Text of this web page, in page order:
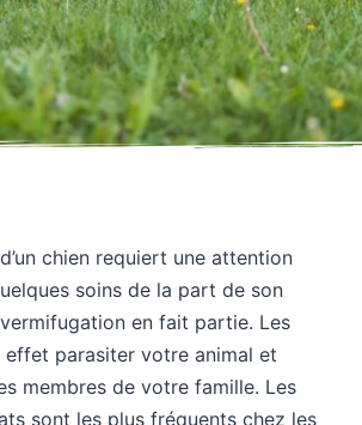
chien requiert une attention
soins de la part de son
en fait partie. Les
effet parasiter votre animal et
membres de votre famille. Les
sont les plus fréquents chez les